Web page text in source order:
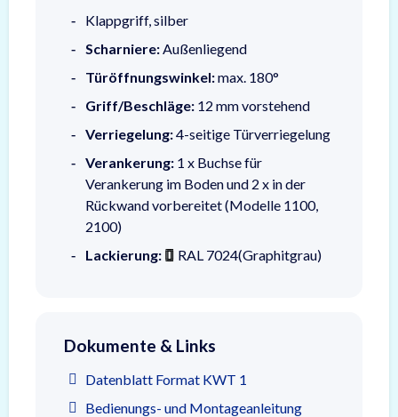
Klappgriff, silber
Scharniere: Außenliegend
Türöffnungswinkel:max. 180°
Griff/Beschläge: 12 mm vorstehend
Verriegelung:4-seitige Türverriegelung
Verankerung: 1 x Buchse für
Verankerung im Boden und 2 x in der
Rückwand vorbereitet (Modelle 1100,
2100)
Lackierung:
RAL 7024(Graphitgrau)
Dokumente & Links
Datenblatt Format KWT 1
Bedienungs- und Montageanleitung